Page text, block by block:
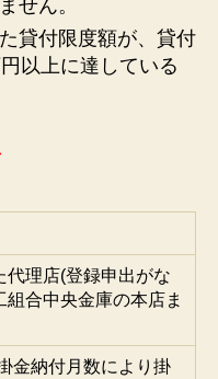
せん。
貸付限度額が、貸付
以上に達している
代理店(登録申出がな
組合中央金庫の本店ま
金納付月数により掛